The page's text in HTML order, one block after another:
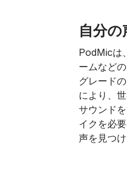
自分
PodMicは
ームなど
グレード
により、
サウンド
イクを必
声を見つけ